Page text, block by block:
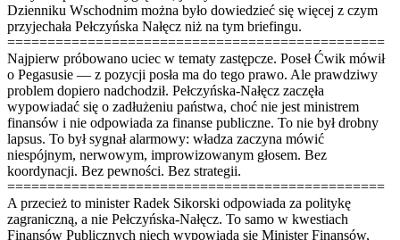
Dzienniku Wschodnim można było dowiedzieć się więcej z czym
przyjechała Pełczyńska Nałęcz niż na tym briefingu.
===============================================
Najpierw próbowano uciec w tematy zastępcze. Poseł Ćwik mówił
o Pegasusie — z pozycji posła ma do tego prawo. Ale prawdziwy
problem dopiero nadchodził. Pełczyńska-Nałęcz zaczęła
wypowiadać się o zadłużeniu państwa, choć nie jest ministrem
finansów i nie odpowiada za finanse publiczne. To nie był drobny
lapsus. To był sygnał alarmowy: władza zaczyna mówić
niespójnym, nerwowym, improwizowanym głosem. Bez
koordynacji. Bez pewności. Bez strategii.
===============================================
A przecież to minister Radek Sikorski odpowiada za politykę
zagraniczną, a nie Pełczyńska-Nałęcz. To samo w kwestiach
Finansów Publicznych niech wypowiada się Minister Finansów,